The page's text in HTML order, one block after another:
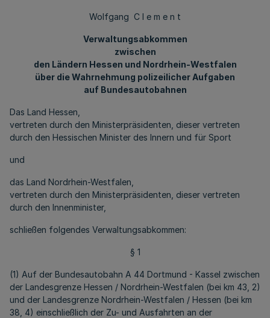
Wolfgang C l e m e n t
Verwaltungsabkommen
zwischen
den Ländern Hessen und Nordrhein-Westfalen
über die Wahrnehmung polizeilicher Aufgaben
auf Bundesautobahnen
Das Land Hessen,
vertreten durch den Ministerpräsidenten, dieser vertreten
durch den Hessischen Minister des Innern und für Sport
und
das Land Nordrhein-Westfalen,
vertreten durch den Ministerpräsidenten, dieser vertreten
durch den Innenminister,
schließen folgendes Verwaltungsabkommen:
§ 1
(1) Auf der Bundesautobahn A 44 Dortmund - Kassel zwischen
der Landesgrenze Hessen / Nordrhein-Westfalen (bei km 43, 2)
und der Landesgrenze Nordrhein-Westfalen / Hessen (bei km
38, 4) einschließlich der Zu- und Ausfahrten an der